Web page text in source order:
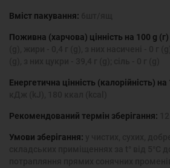
Вміст пакування:
Поживна (харчова) цінність на 100 g
Енергетична цінність (калорійність)
Рекомендований термін зберігання:
Умови зберігання: